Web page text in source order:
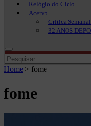
Relógio do Ciclo
Acervo
Crítica Semanal
32 ANOS
Pesquisar
por:
Home > fome
fome